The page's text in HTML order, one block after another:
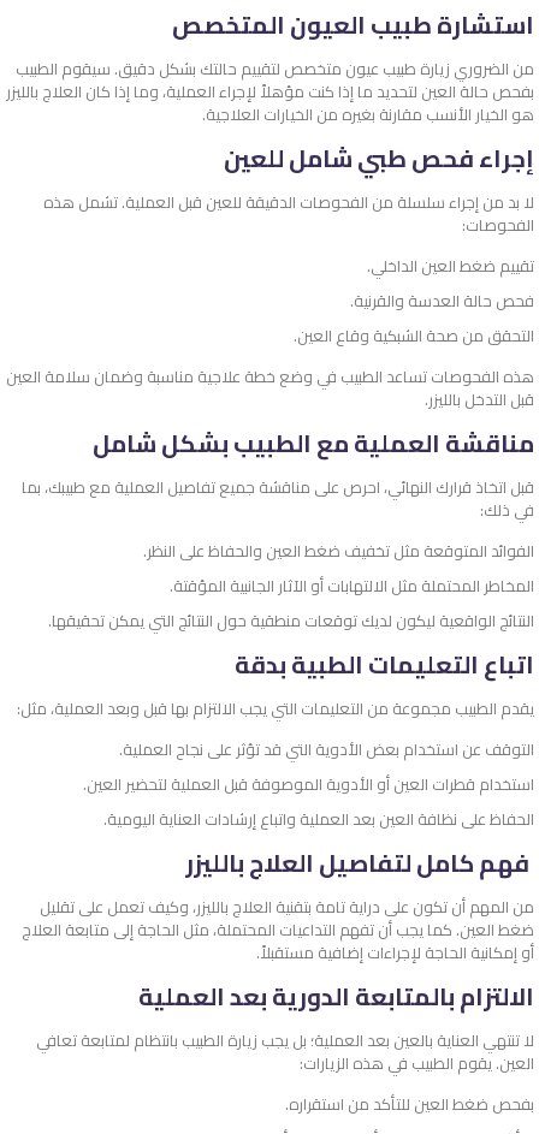
استشارة طبيب العيون المتخصص
من الضروري زيارة طبيب عيون متخصص لتقييم حالتك بشكل دقيق. سيقوم الطبيب
بفحص حالة العين لتحديد ما إذا كنت مؤهلاً لإجراء العملية، وما إذا كان العلاج بالليزر
هو الخيار الأنسب مقارنة بغيره من الخيارات العلاجية.
إجراء فحص طبي شامل للعين
لا بد من إجراء سلسلة من الفحوصات الدقيقة للعين قبل العملية. تشمل هذه
الفحوصات:
تقييم ضغط العين الداخلي.
فحص حالة العدسة والقرنية.
التحقق من صحة الشبكية وقاع العين.
هذه الفحوصات تساعد الطبيب في وضع خطة علاجية مناسبة وضمان سلامة العين
قبل التدخل بالليزر.
مناقشة العملية مع الطبيب بشكل شامل
قبل اتخاذ قرارك النهائي، احرص على مناقشة جميع تفاصيل العملية مع طبيبك، بما
في ذلك:
الفوائد المتوقعة مثل تخفيف ضغط العين والحفاظ على النظر.
المخاطر المحتملة مثل الالتهابات أو الآثار الجانبية المؤقتة.
النتائج الواقعية ليكون لديك توقعات منطقية حول النتائج التي يمكن تحقيقها.
اتباع التعليمات الطبية بدقة
يقدم الطبيب مجموعة من التعليمات التي يجب الالتزام بها قبل وبعد العملية، مثل:
التوقف عن استخدام بعض الأدوية التي قد تؤثر على نجاح العملية.
استخدام قطرات العين أو الأدوية الموصوفة قبل العملية لتحضير العين.
الحفاظ على نظافة العين بعد العملية واتباع إرشادات العناية اليومية.
فهم كامل لتفاصيل العلاج بالليزر
من المهم أن تكون على دراية تامة بتقنية العلاج بالليزر، وكيف تعمل على تقليل
ضغط العين. كما يجب أن تفهم التداعيات المحتملة، مثل الحاجة إلى متابعة العلاج
أو إمكانية الحاجة لإجراءات إضافية مستقبلاً.
الالتزام بالمتابعة الدورية بعد العملية
لا تنتهي العناية بالعين بعد العملية؛ بل يجب زيارة الطبيب بانتظام لمتابعة تعافي
العين. يقوم الطبيب في هذه الزيارات:
بفحص ضغط العين للتأكد من استقراره.